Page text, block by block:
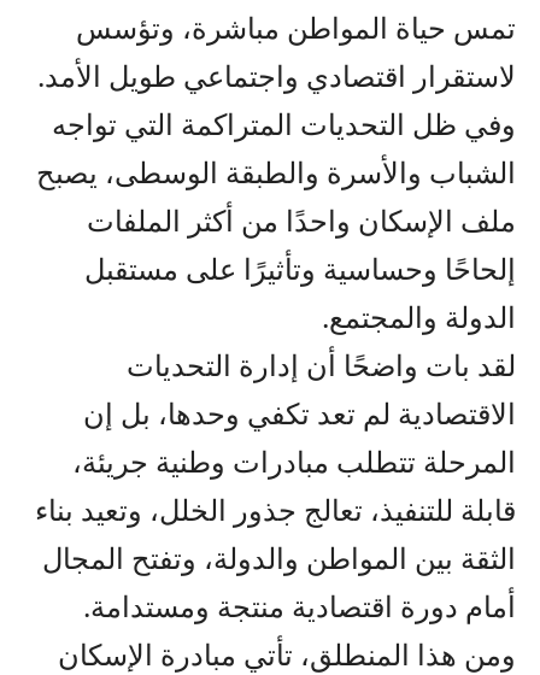
تمس حياة المواطن مباشرة، وتؤسس
لاستقرار اقتصادي واجتماعي طويل الأمد.
وفي ظل التحديات المتراكمة التي تواجه
الشباب والأسرة والطبقة الوسطى، يصبح
ملف الإسكان واحدًا من أكثر الملفات
إلحاحًا وحساسية وتأثيرًا على مستقبل
الدولة والمجتمع.
لقد بات واضحًا أن إدارة التحديات
الاقتصادية لم تعد تكفي وحدها، بل إن
المرحلة تتطلب مبادرات وطنية جريئة،
قابلة للتنفيذ، تعالج جذور الخلل، وتعيد بناء
الثقة بين المواطن والدولة، وتفتح المجال
أمام دورة اقتصادية منتجة ومستدامة.
ومن هذا المنطلق، تأتي مبادرة الإسكان